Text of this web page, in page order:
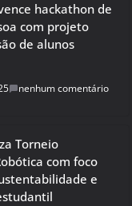
hackathon de
com projeto
de alunos
nenhum comentário
Torneio
com foco
e